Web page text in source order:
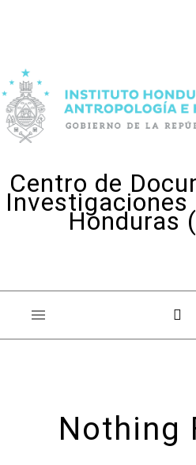
Centro de
Honduras
Nothing